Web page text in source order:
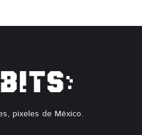
pixeles de México.